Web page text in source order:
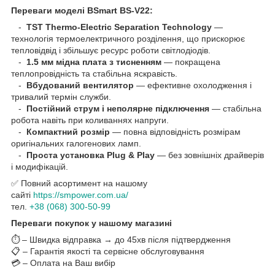
Переваги моделі BSmart BS-V22:
- TST Thermo-Electric Separation Technology —
технологія термоелектричного розділення, що прискорює
тепловідвід і збільшує ресурс роботи світлодіодів.
- 1.5 мм мідна плата з тисненням — покращена
теплопровідність та стабільна яскравість.
- Вбудований вентилятор — ефективне охолодження і
тривалий термін служби.
- Постійний струм і неполярне підключення — стабільна
робота навіть при коливаннях напруги.
- Компактний розмір — повна відповідність розмірам
оригінальних галогенових ламп.
- Проста установка Plug & Play — без зовнішніх драйверів
і модифікацій.
✅ Повний асортимент на нашому
сайті https://smpower.com.ua/
тел. +38 (068) 300-50-99
Переваги покупок у нашому магазині
⏱️ – Швидка відправка → до 45хв після підтвердження
📋 – Гарантія якості та сервісне обслуговування
💳 – Оплата на Ваш вибір